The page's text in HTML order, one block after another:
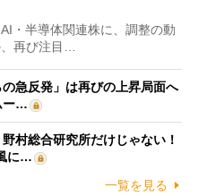
・半導体関連株に、調整の動
、再び注目…
急反発」は再びの上昇局面へ
ー…
村総合研究所だけじゃない！
に…
一覧を見る